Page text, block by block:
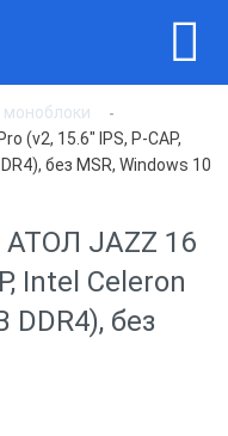
(v2, 15.6" IPS, P-CAP,
без MSR, Windows 10
JAZZ 16
Intel Celeron
DDR4), без